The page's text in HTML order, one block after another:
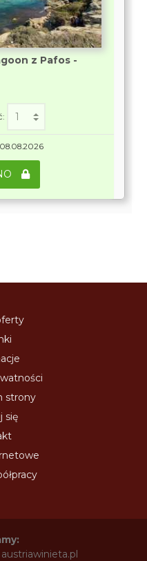
z Pafos -
08.08.2026
strony
się
austriawinieta.pl